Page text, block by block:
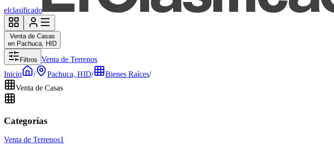
elclasificado
Venta de Casas
en Pachuca, HID
Filtros Venta de Terrenos
Inicio
/ Pachuca, HID/ Bienes Raíces/
Venta de Casas
Categorías
Venta de Terrenos1